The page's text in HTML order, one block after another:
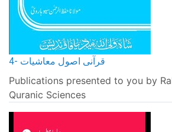
4- قرآنی اصول معاشیات
Publications presented to you by
Quranic Sciences